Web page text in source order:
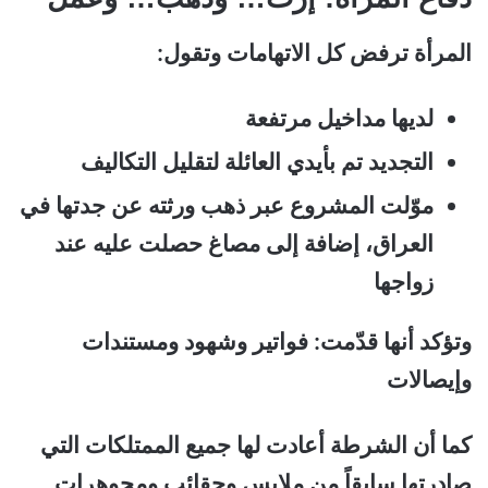
المرأة ترفض كل الاتهامات وتقول:
لديها مداخيل مرتفعة
التجديد تم بأيدي العائلة لتقليل التكاليف
موّلت المشروع عبر ذهب ورثته عن جدتها في
العراق، إضافة إلى مصاغ حصلت عليه عند
زواجها
وتؤكد أنها قدّمت: فواتير وشهود ومستندات
وإيصالات
كما أن الشرطة أعادت لها جميع الممتلكات التي